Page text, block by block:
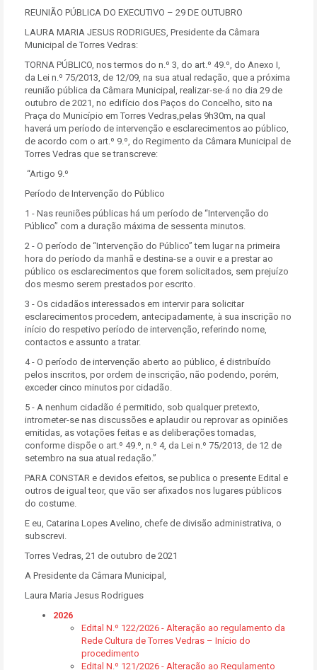
REUNIÃO PÚBLICA DO EXECUTIVO – 29 DE OUTUBRO
LAURA MARIA JESUS RODRIGUES, Presidente da Câmara
Municipal de Torres Vedras:
TORNA PÚBLICO, nos termos do n.º 3, do art.º 49.º, do Anexo I,
da Lei n.º 75/2013, de 12/09, na sua atual redação, que a próxima
reunião pública da Câmara Municipal, realizar-se-á no dia 29 de
outubro de 2021, no edifício dos Paços do Concelho, sito na
Praça do Município em Torres Vedras,pelas 9h30m, na qual
haverá um período de intervenção e esclarecimentos ao público,
de acordo com o art.º 9.º, do Regimento da Câmara Municipal de
Torres Vedras que se transcreve:
“Artigo 9.º
Período de Intervenção do Público
1 - Nas reuniões públicas há um período de “Intervenção do
Público” com a duração máxima de sessenta minutos.
2 - O período de “Intervenção do Público” tem lugar na primeira
hora do período da manhã e destina-se a ouvir e a prestar ao
público os esclarecimentos que forem solicitados, sem prejuízo
dos mesmo serem prestados por escrito.
3 - Os cidadãos interessados em intervir para solicitar
esclarecimentos procedem, antecipadamente, à sua inscrição no
início do respetivo período de intervenção, referindo nome,
contactos e assunto a tratar.
4 - O período de intervenção aberto ao público, é distribuído
pelos inscritos, por ordem de inscrição, não podendo, porém,
exceder cinco minutos por cidadão.
5 - A nenhum cidadão é permitido, sob qualquer pretexto,
intrometer-se nas discussões e aplaudir ou reprovar as opiniões
emitidas, as votações feitas e as deliberações tomadas,
conforme dispõe o art.º 49.º, n.º 4, da Lei n.º 75/2013, de 12 de
setembro na sua atual redação.”
PARA CONSTAR e devidos efeitos, se publica o presente Edital e
outros de igual teor, que vão ser afixados nos lugares públicos
do costume.
E eu, Catarina Lopes Avelino, chefe de divisão administrativa, o
subscrevi.
Torres Vedras, 21 de outubro de 2021
A Presidente da Câmara Municipal,
Laura Maria Jesus Rodrigues
2026
Edital N.º 122/2026 - Alteração ao regulamento da
Rede Cultura de Torres Vedras – Início do
procedimento
Edital N.º 121/2026 - Alteração ao Regulamento